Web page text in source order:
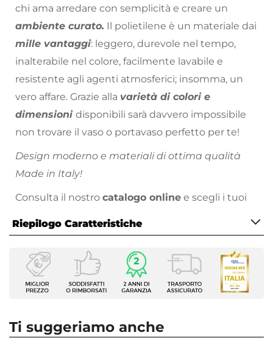
chi ama arredare con semplicità e creare un
ambiente curato. Il polietilene è un materiale dai
mille vantaggi: leggero, durevole nel tempo,
inalterabile nel colore, facilmente lavabile e
resistente agli agenti atmosferici; insomma, un
vero affare. Grazie alla varietà di colori e
dimensioni disponibili sarà davvero impossibile
non trovare il vaso o portavaso perfetto per te!
Design moderno e materiali di ottima qualità
Made in Italy!
Consulta il nostro catalogo online e scegli i tuoi
Riepilogo Caratteristiche
Caratteristiche
Tipologia
Vaso
Ti suggeriamo anche